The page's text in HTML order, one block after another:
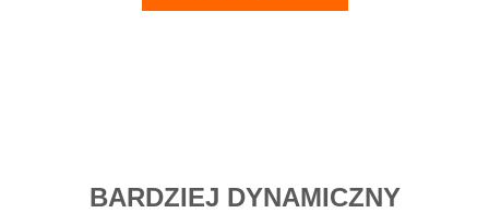
BARDZIEJ DYNAMICZNY